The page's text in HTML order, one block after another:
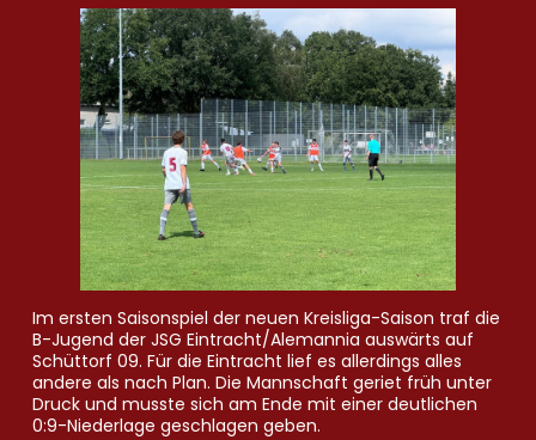
Im ersten Saisonspiel der neuen Kreisliga-Saison traf die
B-Jugend der JSG Eintracht/Alemannia auswärts auf
Schüttorf 09. Für die Eintracht lief es allerdings alles
andere als nach Plan. Die Mannschaft geriet früh unter
Druck und musste sich am Ende mit einer deutlichen
0:9-Niederlage geschlagen geben.